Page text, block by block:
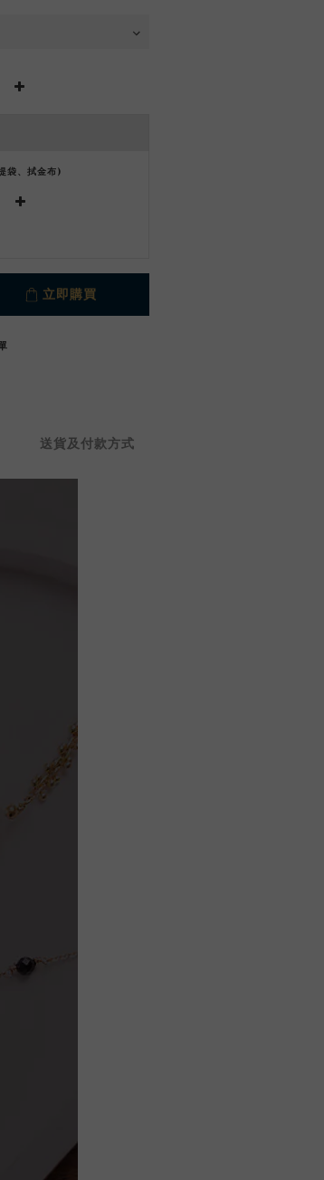
袋、拭金布)
立即購買
送貨及付款方式